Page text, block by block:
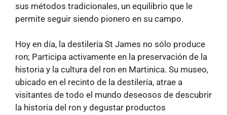
sus métodos tradicionales, un equilibrio que le
permite seguir siendo pionero en su campo.
Hoy en día, la destilería St James no sólo produce
ron; Participa activamente en la preservación de la
historia y la cultura del ron en Martinica. Su museo,
ubicado en el recinto de la destilería, atrae a
visitantes de todo el mundo deseosos de descubrir
la historia del ron y degustar productos